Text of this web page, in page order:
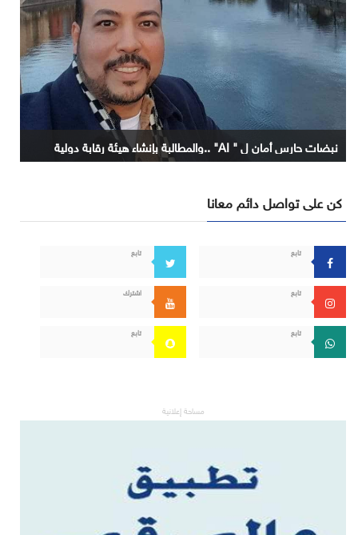
نبضات حارس أمان ل " AI" ..والمطالبة بإنشاء هيئة رقابة دولية
كن على تواصل دائم معانا
تابع تابع
تابع اشترك
تابع تابع
مساحة إعلانية